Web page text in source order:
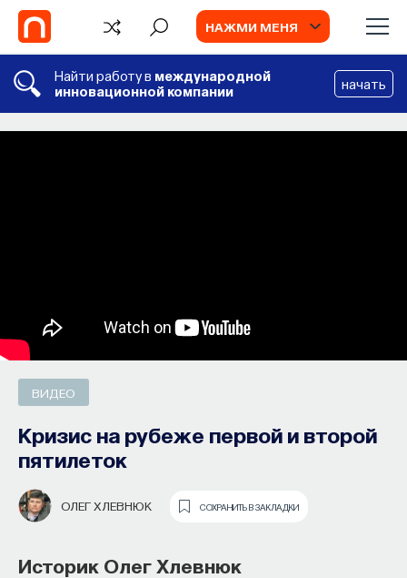
НАЖМИ МЕНЯ
Найти работу в международной
инновационной компании
начать
ВИДЕО
Кризис на рубеже первой и второй
пятилеток
ОЛЕГ ХЛЕВНЮК СОХРАНИТЬ В ЗАКЛАДКИ
Историк Олег Хлевнюк
СОБЫТИЯ